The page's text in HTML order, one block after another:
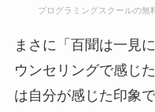
プログラミングスクールの無
まさに「百聞は一見
ウンセリングで感じ
は自分が感じた印象